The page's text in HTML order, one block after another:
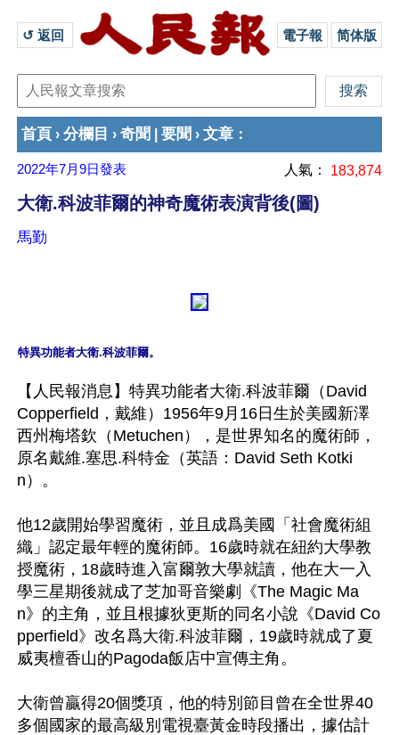
↺ 返回 電子報 简体版
首頁 › 分欄目 › 奇聞 要聞 › 文章 ：
2022年7月9日發表 人氣： 183,874
大衛.科波菲爾的神奇魔術表演背後(圖)
馬勤
【人民報消息】特異功能者大衛.科波菲爾（David
Copperfield，戴維）1956年9月16日生於美國新澤
西州梅塔欽（Metuchen），是世界知名的魔術師，
原名戴維.塞思.科特金（英語：David Seth Kotki
n）。
他12歲開始學習魔術，並且成爲美國「社會魔術組
織」認定最年輕的魔術師。16歲時就在紐約大學教
授魔術，18歲時進入富爾敦大學就讀，他在大一入
學三星期後就成了芝加哥音樂劇《The Magic Ma
n》的主角，並且根據狄更斯的同名小說《David Co
pperfield》改名爲大衛.科波菲爾，19歲時就成了夏
威夷檀香山的Pagoda飯店中宣傳主角。
大衛曾贏得20個獎項，他的特別節目曾在全世界40
多個國家的最高級別電視臺黃金時段播出，據估計